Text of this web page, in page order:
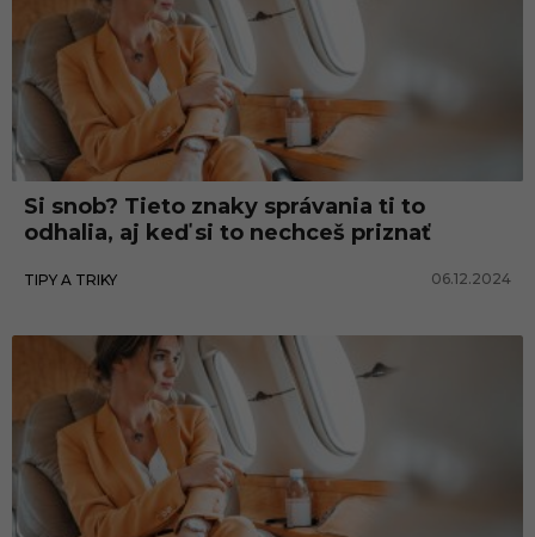
o
b
Si snob? Tieto znaky správania ti to
odhalia, aj keď si to nechceš priznať
TIPY A TRIKY 06.12.2024